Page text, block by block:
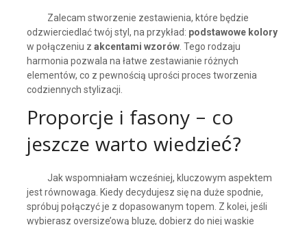
Zalecam stworzenie zestawienia, które będzie
odzwierciedlać twój styl, na przykład: podstawowe kolory
w połączeniu z akcentami wzorów. Tego rodzaju
harmonia pozwala na łatwe zestawianie różnych
elementów, co z pewnością uprości proces tworzenia
codziennych stylizacji.
Proporcje i fasony – co
jeszcze warto wiedzieć?
Jak wspomniałam wcześniej, kluczowym aspektem
jest równowaga. Kiedy decydujesz się na duże spodnie,
spróbuj połączyć je z dopasowanym topem. Z kolei, jeśli
wybierasz oversize’ową bluzę, dobierz do niej wąskie